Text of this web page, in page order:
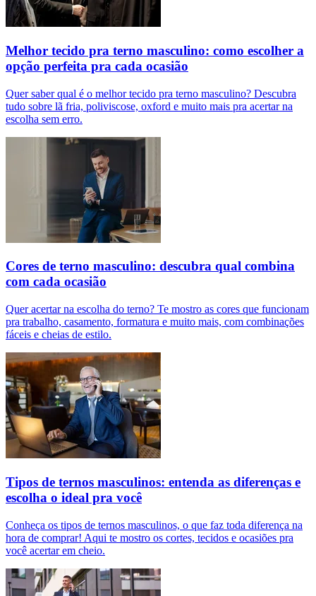
Melhor tecido pra terno masculino: como escolher a
opção perfeita pra cada ocasião
Quer saber qual é o melhor tecido pra terno masculino? Descubra
tudo sobre lã fria, poliviscose, oxford e muito mais pra acertar na
escolha sem erro.
Cores de terno masculino: descubra qual combina
com cada ocasião
Quer acertar na escolha do terno? Te mostro as cores que funcionam
pra trabalho, casamento, formatura e muito mais, com combinações
fáceis e cheias de estilo.
Tipos de ternos masculinos: entenda as diferenças e
escolha o ideal pra você
Conheça os tipos de ternos masculinos, o que faz toda diferença na
hora de comprar! Aqui te mostro os cortes, tecidos e ocasiões pra
você acertar em cheio.